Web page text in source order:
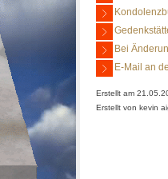
Bei
E-Mail an
Erstellt am
Erstellt von kevin